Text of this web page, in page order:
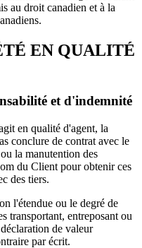
au droit canadien et à la
EN QUALITÉ
et d'indemnité
en qualité d'agent, la
conclure de contrat avec le
la manutention des
du Client pour obtenir ces
des tiers.
l'étendue ou le degré de
transportant, entreposant ou
de valeur
par écrit.